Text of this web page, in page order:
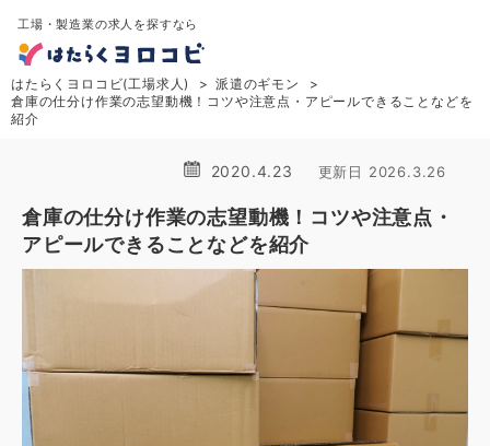
工場・製造業の求人を探すなら
はたらくヨロコビ(工場求人)
派遣のギモン
倉庫の仕分け作業の志望動機！コツや注意点・アピールできることなどを
紹介
2020.4.23 更新日 2026.3.26
倉庫の仕分け作業の志望動機！コツや注意点・
アピールできることなどを紹介